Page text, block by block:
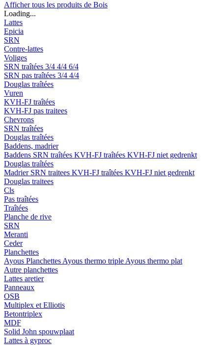
Afficher tous les produits de Bois
Loading...
Lattes
Epicia
SRN
Contre-lattes
Voliges
SRN traîtées 3/4 4/4 6/4
SRN pas traîtées 3/4 4/4
Douglas traîtées
Vuren
KVH-FJ traîtées
KVH-FJ pas traitees
Chevrons
SRN traîtées
Douglas traîtées
Baddens, madrier
Baddens SRN traîtées KVH-FJ traîtées KVH-FJ niet gedrenkt
Douglas traîtées
Madrier SRN traitees KVH-FJ traîtées KVH-FJ niet gedrenkt
Douglas traitees
Cls
Pas traîtées
Traîtées
Planche de rive
SRN
Meranti
Ceder
Planchettes
Ayous Planchettes Ayous thermo triple Ayous thermo plat
Autre planchettes
Lattes aretier
Panneaux
OSB
Multiplex et Elliotis
Betontriplex
MDF
Solid John spouwplaat
Lattes à gyproc